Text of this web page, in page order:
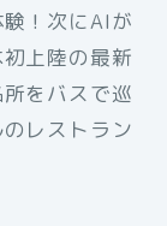
！次にAIが
上陸の最新
をバスで巡
レストラン